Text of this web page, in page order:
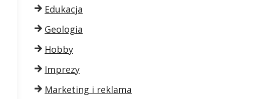
Edukacja
Geologia
Hobby
Imprezy
Marketing i reklama